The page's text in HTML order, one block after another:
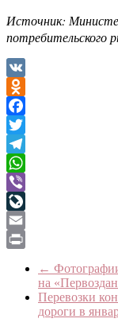
Источник:
потребительского
VK
Odnoklassniki
Facebook
Twitter
Telegram
WhatsApp
Viber
LiveJournal
Email
←
на
Перевозки
дороги в